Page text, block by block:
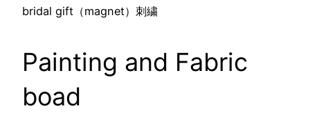
bridal gift（magnet）刺繍
Painting and Fabric
boad